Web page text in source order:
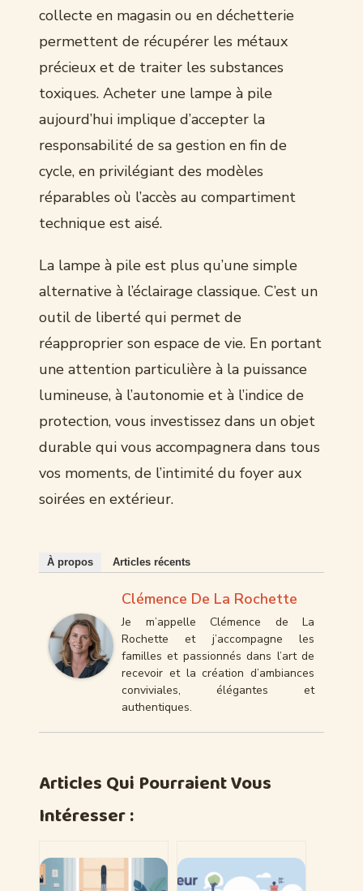
collecte en magasin ou en déchetterie
permettent de récupérer les métaux
précieux et de traiter les substances
toxiques. Acheter une lampe à pile
aujourd’hui implique d’accepter la
responsabilité de sa gestion en fin de
cycle, en privilégiant des modèles
réparables où l’accès au compartiment
technique est aisé.
La lampe à pile est plus qu’une simple
alternative à l’éclairage classique. C’est un
outil de liberté qui permet de
réapproprier son espace de vie. En portant
une attention particulière à la puissance
lumineuse, à l’autonomie et à l’indice de
protection, vous investissez dans un objet
durable qui vous accompagnera dans tous
vos moments, de l’intimité du foyer aux
soirées en extérieur.
À propos Articles récents
Clémence De La Rochette
Je m’appelle Clémence de La
Rochette et j’accompagne les
familles et passionnés dans l’art de
recevoir et la création d’ambiances
conviviales, élégantes et
authentiques.
Articles Qui Pourraient Vous
Intéresser :